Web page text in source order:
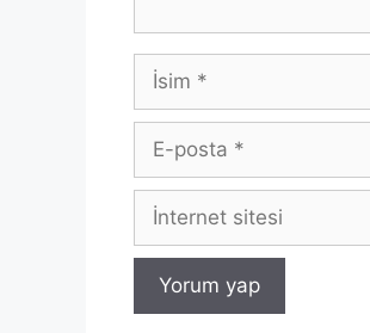
İsim
posta
İnternet